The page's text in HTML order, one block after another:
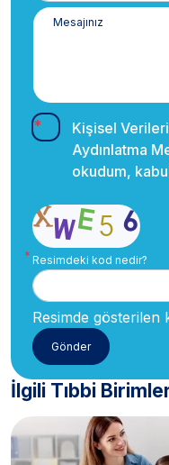
Kişisel
Aydınlatma
okudum,
Resimdeki kod nedir?
Resimde gösterilen
İlgili Tıbbi